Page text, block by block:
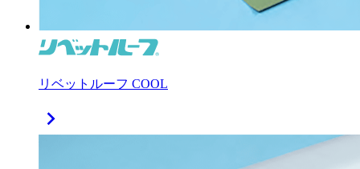
リベットルーフ COOL
chevron_right